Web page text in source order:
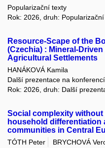
Popularizační texty
Rok: 2026, druh:
Resource-Scape of the
(Czechia) : Mineral-
Agricultural Settlements
HANÁKOVÁ Kamila
Další prezentace na
Rok: 2026, druh: Další
Social complexity
household differentiation
communities in Central
TÓTH Peter BRYCHOVÁ